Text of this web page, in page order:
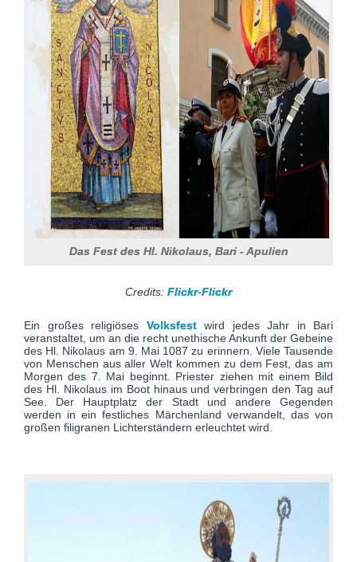
Das Fest des Hl. Nikolaus, Bari - Apulien
Credits: Flickr-Flickr
Ein großes religiöses Volksfestwird jedes Jahr in Bari
veranstaltet, um an die recht unethische Ankunft der Gebeine
des Hl. Nikolaus am 9. Mai 1087 zu erinnern. Viele Tausende
von Menschen aus aller Welt kommen zu dem Fest, das am
Morgen des 7. Mai beginnt. Priester ziehen mit einem Bild
des Hl. Nikolaus im Boot hinaus und verbringen den Tag auf
See. Der Hauptplatz der Stadt und andere Gegenden
werden in ein festliches Märchenland verwandelt, das von
großen filigranen Lichterständern erleuchtet wird.